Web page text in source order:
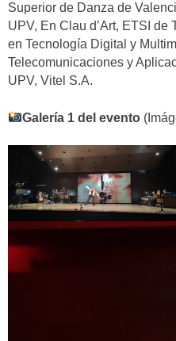
Superior de Danza de
UPV, En Clau d’Art, ETSI
en Tecnología Digital y
Telecomunicaciones y
UPV, Vitel S.A.
Galería 1 del evento